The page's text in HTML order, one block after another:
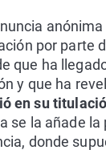
por parte
que ha
y que ha
en su
se la añade la
donde